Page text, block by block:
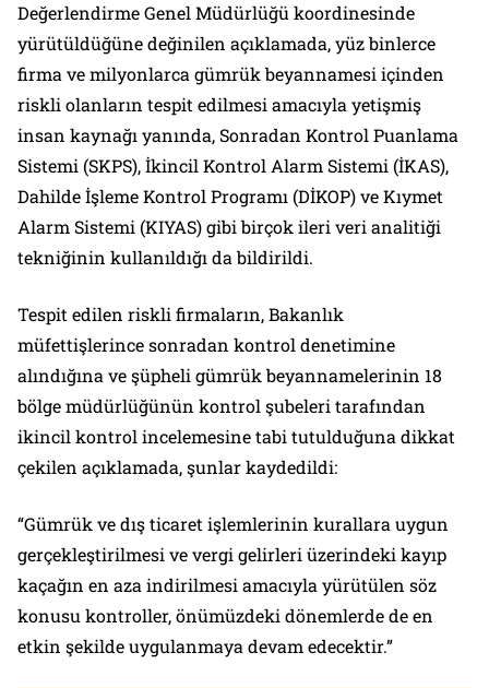
Değerlendirme Genel Müdürlüğü koordinesinde
yürütüldüğüne değinilen açıklamada, yüz binlerce
firma ve milyonlarca gümrük beyannamesi içinden
riskli olanların tespit edilmesi amacıyla yetişmiş
insan kaynağı yanında, Sonradan Kontrol Puanlama
Sistemi (SKPS), İkincil Kontrol Alarm Sistemi (İKAS),
Dahilde İşleme Kontrol Programı (DİKOP) ve Kıymet
Alarm Sistemi (KIYAS) gibi birçok ileri veri analitiği
tekniğinin kullanıldığı da bildirildi.
Tespit edilen riskli firmaların, Bakanlık
müfettişlerince sonradan kontrol denetimine
alındığına ve şüpheli gümrük beyannamelerinin 18
bölge müdürlüğünün kontrol şubeleri tarafından
ikincil kontrol incelemesine tabi tutulduğuna dikkat
çekilen açıklamada, şunlar kaydedildi:
“Gümrük ve dış ticaret işlemlerinin kurallara uygun
gerçekleştirilmesi ve vergi gelirleri üzerindeki kayıp
kaçağın en aza indirilmesi amacıyla yürütülen söz
konusu kontroller, önümüzdeki dönemlerde de en
etkin şekilde uygulanmaya devam edecektir.”